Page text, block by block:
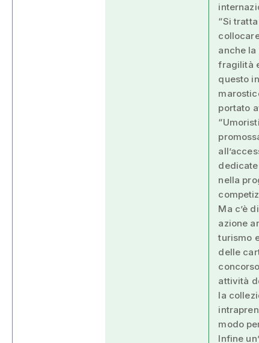
“Si
anche
fragilità
questo
portato
nella
Ma c’è
azione
turismo
delle
attività
la
modo
Infine